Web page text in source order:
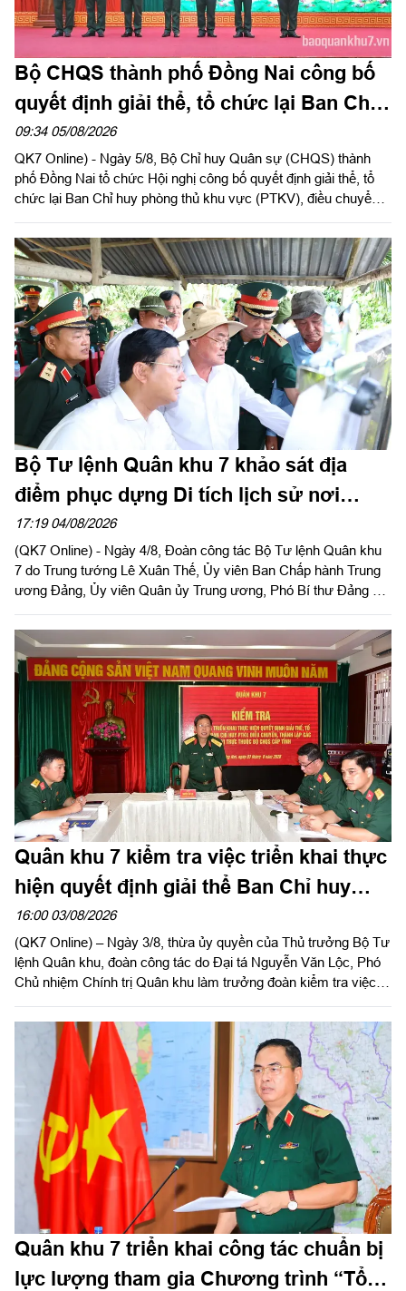
Bộ CHQS thành phố Đồng Nai công bố
quyết định giải thể, tổ chức lại Ban Chỉ
huy phòng thủ khu vực
09:34 05/08/2026
QK7 Online) - Ngày 5/8, Bộ Chỉ huy Quân sự (CHQS) thành
phố Đồng Nai tổ chức Hội nghị công bố quyết định giải thể, tổ
chức lại Ban Chỉ huy phòng thủ khu vực (PTKV), điều chuyển,
tướng Đặng Văn Lẫm, Ủy viên Thường vụ Đảng ủy, Phó Tư
lệnh Quân khu dự và chỉ đạo Hội nghị. Dự Hội nghị có đồng chí
Võ Tấn Đức, Phó Bí thư Thành ủy thành phố Đồng Nai; thủ
trưởng các cơ quan Quân khu; lãnh đạo Bộ CHQS thành phố
Đồng Nai.
Bộ Tư lệnh Quân khu 7 khảo sát địa
điểm phục dựng Di tích lịch sử nơi
thành lập Quân khu
17:19 04/08/2026
(QK7 Online) - Ngày 4/8, Đoàn công tác Bộ Tư lệnh Quân khu
7 do Trung tướng Lê Xuân Thế, Ủy viên Ban Chấp hành Trung
ương Đảng, Ủy viên Quân ủy Trung ương, Phó Bí thư Đảng ủy,
ủy, Chính ủy Quân khu làm trưởng đoàn phối hợp với UBND
tỉnh Tây Ninh khảo sát thực địa khu đất phục dựng Di tích lịch
sử nơi thành lập LLVT Quân khu 7 tại xã Đức Huệ, tỉnh Tây
Ninh. Đồng chí Lê Văn Hẳn, Phó Bí thư Tỉnh uỷ, Chủ tịch
UBND tỉnh Tây Ninh tiếp và làm việc với đoàn.
Quân khu 7 kiểm tra việc triển khai thực
hiện quyết định giải thể Ban Chỉ huy
PTKV tại TP Đồng Nai và tỉnh Lâm Đồng
16:00 03/08/2026
(QK7 Online) – Ngày 3/8, thừa ủy quyền của Thủ trưởng Bộ Tư
lệnh Quân khu, đoàn công tác do Đại tá Nguyễn Văn Lộc, Phó
Chủ nhiệm Chính trị Quân khu làm trưởng đoàn kiểm tra việc
PTKV, điều chuyển, thành lập các đơn vị trực thuộc Bộ CHQS
TP Đồng Nai và Bộ CHQS tỉnh Lâm Đồng.
Quân khu 7 triển khai công tác chuẩn bị
lực lượng tham gia Chương trình “Tổ